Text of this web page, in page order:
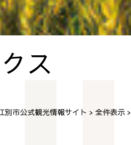
ス
別市公式観光情報サイト > 全件表示>